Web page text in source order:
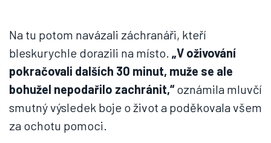
Na tu potom navázali záchranáři, kteří
bleskurychle dorazili na místo. „V oživování
pokračovali dalších 30 minut, muže se ale
bohužel nepodařilo zachránit,“oznámila mluvčí
smutný výsledek boje o život a poděkovala všem
za ochotu pomoci.